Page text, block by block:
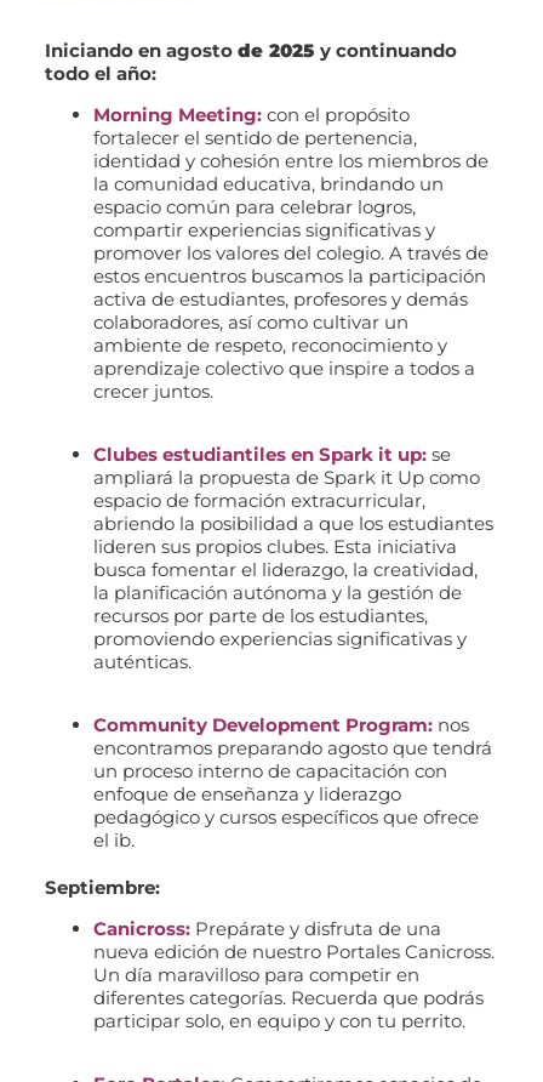
Iniciando en agostode 2025y continuando
todo el año:
Morning Meeting: con el propósito
fortalecer el sentido de pertenencia,
identidad y cohesión entre los miembros de
la comunidad educativa, brindando un
espacio común para celebrar logros,
compartir experiencias significativas y
promover los valores del colegio. A través de
estos encuentros buscamos la participación
activa de estudiantes, profesores y demás
colaboradores, así como cultivar un
ambiente de respeto, reconocimiento y
aprendizaje colectivo que inspire a todos a
crecer juntos.
Clubes estudiantiles en Spark it up: se
ampliará la propuesta de Spark it Up como
espacio de formación extracurricular,
abriendo la posibilidad a que los estudiantes
lideren sus propios clubes. Esta iniciativa
busca fomentar el liderazgo, la creatividad,
la planificación autónoma y la gestión de
recursos por parte de los estudiantes,
promoviendo experiencias significativas y
auténticas.
Community Development Program: nos
encontramos preparando agosto que tendrá
un proceso interno de capacitación con
enfoque de enseñanza y liderazgo
pedagógico y cursos específicos que ofrece
el ib.
Septiembre:
Canicross: Prepárate y disfruta de una
nueva edición de nuestro Portales Canicross.
Un día maravilloso para competir en
diferentes categorías. Recuerda que podrás
participar solo, en equipo y con tu perrito.